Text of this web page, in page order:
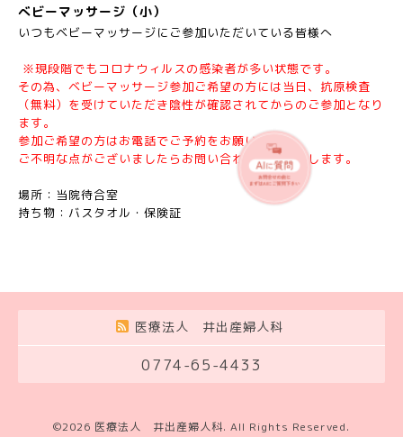
べビーマッサージ（小）
いつもベビーマッサージにご参加いただいている皆様へ
※現段階でもコロナウィルスの感染者が多い状態です。
その為、ベビーマッサージ参加ご希望の方には当日、抗原検査
（無料）を受けていただき陰性が確認されてからのご参加となり
ます。
参加ご希望の方はお電話でご予約をお願いします。
ご不明な点がございましたらお問い合わせをお願いします。
場所：当院待合室
持ち物：バスタオル・保険証
医療法人 井出産婦人科
0774-65-4433
©2026 医療法人 井出産婦人科. All Rights Reserved.